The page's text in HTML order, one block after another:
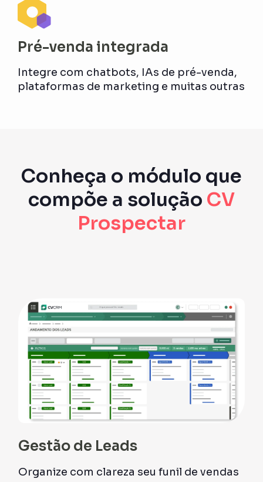
Pré-venda integrada
Integre com chatbots, IAs de pré-venda,
plataformas de marketing e muitas outras
Conheça o módulo que
compõe a solução CV
Prospectar
Gestão de Leads
Organize com clareza seu funil de vendas